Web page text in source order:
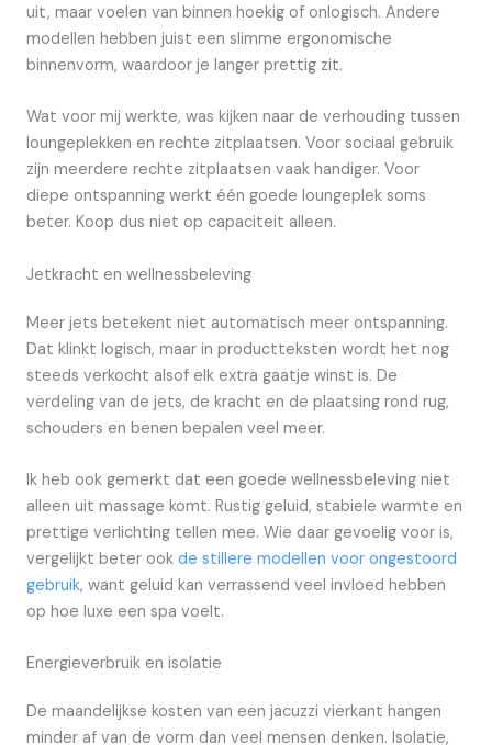
uit, maar voelen van binnen hoekig of onlogisch. Andere
modellen hebben juist een slimme ergonomische
binnenvorm, waardoor je langer prettig zit.
Wat voor mij werkte, was kijken naar de verhouding tussen
loungeplekken en rechte zitplaatsen. Voor sociaal gebruik
zijn meerdere rechte zitplaatsen vaak handiger. Voor
diepe ontspanning werkt één goede loungeplek soms
beter. Koop dus niet op capaciteit alleen.
Jetkracht en wellnessbeleving
Meer jets betekent niet automatisch meer ontspanning.
Dat klinkt logisch, maar in productteksten wordt het nog
steeds verkocht alsof elk extra gaatje winst is. De
verdeling van de jets, de kracht en de plaatsing rond rug,
schouders en benen bepalen veel meer.
Ik heb ook gemerkt dat een goede wellnessbeleving niet
alleen uit massage komt. Rustig geluid, stabiele warmte en
prettige verlichting tellen mee. Wie daar gevoelig voor is,
vergelijkt beter ook de stillere modellen voor ongestoord
gebruik, want geluid kan verrassend veel invloed hebben
op hoe luxe een spa voelt.
Energieverbruik en isolatie
De maandelijkse kosten van een jacuzzi vierkant hangen
minder af van de vorm dan veel mensen denken. Isolatie,